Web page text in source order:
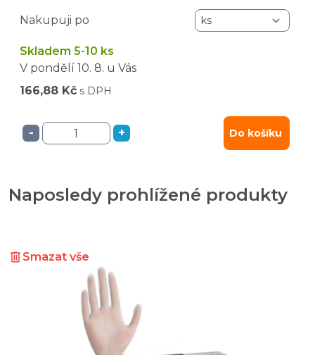
Nakupuji po
Skladem 5-10 ks
V pondělí 10. 8. u Vás
166,88 Kč s DPH
- + Do košíku
Naposledy prohlížené produkty
Smazat vše